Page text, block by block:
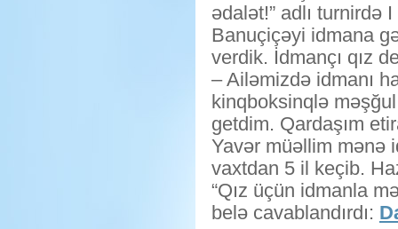
ədalət!” adlı turnirdə I
Banuçiçəyi idmana
verdik. İdmançı qız
– Ailəmizdə idmanı
kinqboksinqlə
getdim. Qardaşım
Yavər müəllim mənə
vaxtdan 5 il keçib.
“Qız üçün idmanla
belə cavablandırdı: